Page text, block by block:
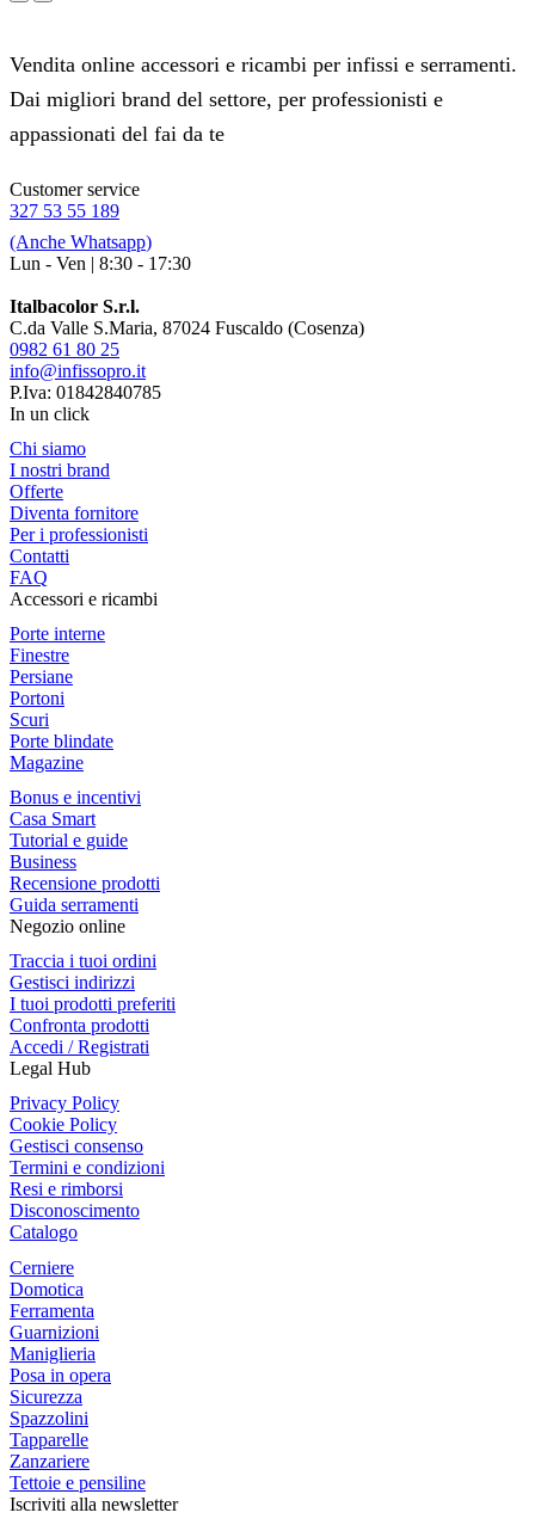
Vendita online accessori e ricambi per infissi e serramenti.
Dai migliori brand del settore, per professionisti e
appassionati del fai da te
Customer service
327 53 55 189
(Anche Whatsapp)
Lun - Ven | 8:30 - 17:30
Italbacolor S.r.l.
C.da Valle S.Maria, 87024 Fuscaldo (Cosenza)
0982 61 80 25
info@infissopro.it
P.Iva: 01842840785
In un click
Chi siamo
I nostri brand
Offerte
Diventa fornitore
Per i professionisti
Contatti
FAQ
Accessori e ricambi
Porte interne
Finestre
Persiane
Portoni
Scuri
Porte blindate
Magazine
Bonus e incentivi
Casa Smart
Tutorial e guide
Business
Recensione prodotti
Guida serramenti
Negozio online
Traccia i tuoi ordini
Gestisci indirizzi
I tuoi prodotti preferiti
Confronta prodotti
Accedi / Registrati
Legal Hub
Privacy Policy
Cookie Policy
Gestisci consenso
Termini e condizioni
Resi e rimborsi
Disconoscimento
Catalogo
Cerniere
Domotica
Ferramenta
Guarnizioni
Maniglieria
Posa in opera
Sicurezza
Spazzolini
Tapparelle
Zanzariere
Tettoie e pensiline
Iscriviti alla newsletter